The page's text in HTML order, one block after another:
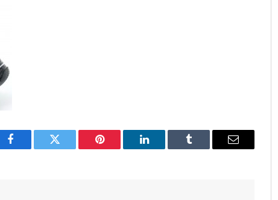
Facebook Twitter Pinterest LinkedIn Tumblr Email